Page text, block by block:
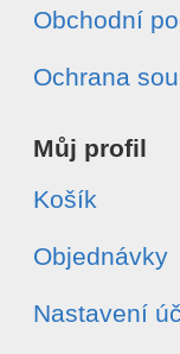
Obchodní
Ochrana
Můj profil
Košík
Objednávky
Nastavení